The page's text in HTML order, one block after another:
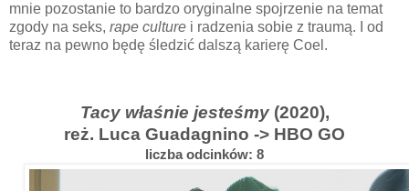
mnie pozostanie to bardzo oryginalne spojrzenie na temat
zgody na seks, rape culture i radzenia sobie z traumą. I od
teraz na pewno będę śledzić dalszą karierę Coel.
Tacy właśnie jesteśmy(2020),
reż. Luca Guadagnino -> HBO GO
liczba odcinków: 8